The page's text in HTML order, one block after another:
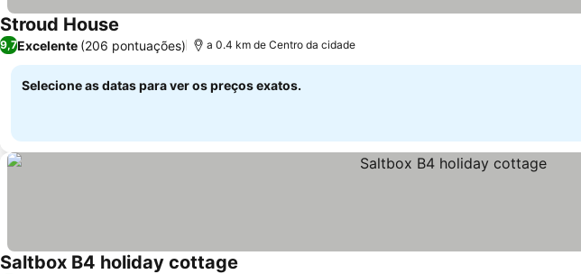
Stroud House
9,7Excelente (206 pontuações) a 0.4 km de Centro da cidade
Selecione as datas para ver os preços exatos.
Saltbox B4 holiday cottage